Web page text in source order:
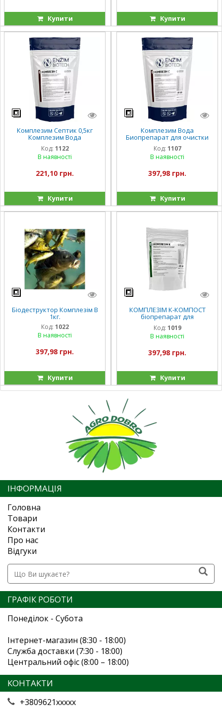
Купити Купити
Комплезим Септик 0,5кг
Комплезим Вода
Биопрепарат для очистки
водоёмов от органических
загрязнений и "цветения
Код: 1122
В наявності
221,10 грн.
Купити
Комплезим Вода
Биопрепарат для очистки
водоёмов от органических
загрязнений и "цветения"
воды 1кг
Код: 1107
В наявності
397,98 грн.
Купити
Біодеструктор Комплезім В
1кг.
Код: 1022
В наявності
397,98 грн.
Купити
КОМПЛЕЗІМ К-КОМПОСТ
біопрепарат для
компостування 1кг.
Код: 1019
В наявності
397,98 грн.
Купити
ІНФОРМАЦІЯ
Головна
Товари
Контакти
Про нас
Відгуки
ГРАФІК РОБОТИ
Понеділок - Субота
Інтернет-магазин (8:30 - 18:00)
Служба доставки (7:30 - 18:00)
Центральний офіс (8:00 – 18:00)
КОНТАКТИ
+3809621xxxxx